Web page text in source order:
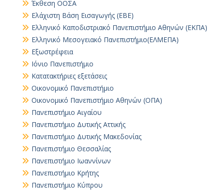
Έκθεση ΟΟΣΑ
Ελάχιστη Βάση Εισαγωγής (ΕΒΕ)
Ελληνικό Καποδιστριακό Πανεπιστήμιο Αθηνών (ΕΚΠΑ)
Ελληνικό Μεσογειακό Πανεπιστήμιο(ΕΛΜΕΠΑ)
Εξωστρέφεια
Ιόνιο Πανεπιστήμιο
Κατατακτήριες εξετάσεις
Οικονομικό Πανεπιστήμιο
Οικονομικό Πανεπιστήμιο Αθηνών (ΟΠΑ)
Πανεπιστήμιο Αιγαίου
Πανεπιστήμιο Δυτικής Αττικής
Πανεπιστήμιο Δυτικής Μακεδονίας
Πανεπιστήμιο Θεσσαλίας
Πανεπιστήμιο Ιωαννίνων
Πανεπιστήμιο Κρήτης
Πανεπιστήμιο Κύπρου